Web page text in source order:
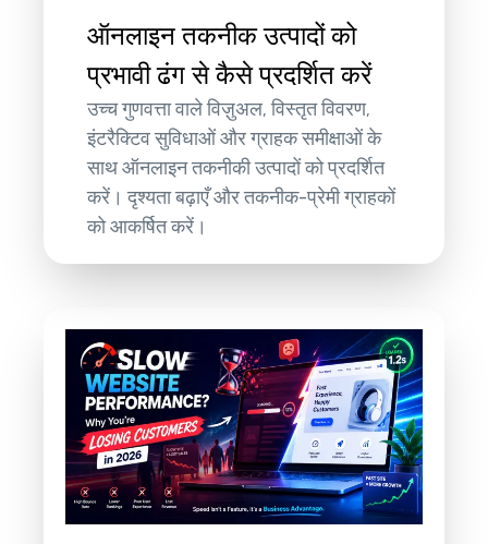
ऑनलाइन तकनीक उत्पादों को
प्रभावी ढंग से कैसे प्रदर्शित करें
उच्च गुणवत्ता वाले विज़ुअल, विस्तृत विवरण,
इंटरैक्टिव सुविधाओं और ग्राहक समीक्षाओं के
साथ ऑनलाइन तकनीकी उत्पादों को प्रदर्शित
करें। दृश्यता बढ़ाएँ और तकनीक-प्रेमी ग्राहकों
को आकर्षित करें।